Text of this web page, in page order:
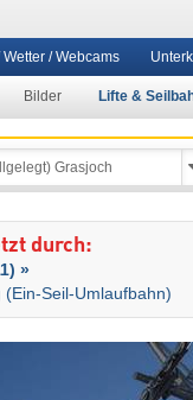
Bilder Lifte &
/ Webcams
durch:
»
Seil-Umlaufbahn)